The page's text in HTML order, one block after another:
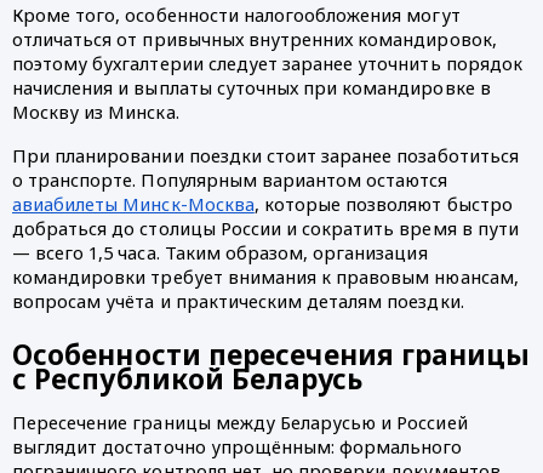
Кроме того, особенности налогообложения могут
отличаться от привычных внутренних командировок,
поэтому бухгалтерии следует заранее уточнить порядок
начисления и выплаты суточных при командировке в
Москву из Минска.
При планировании поездки стоит заранее позаботиться
о транспорте. Популярным вариантом остаются
авиабилеты Минск-Москва, которые позволяют быстро
добраться до столицы России и сократить время в пути
— всего 1,5 часа. Таким образом, организация
командировки требует внимания к правовым нюансам,
вопросам учёта и практическим деталям поездки.
Особенности пересечения границы
с Республикой Беларусь
Пересечение границы между Беларусью и Россией
выглядит достаточно упрощённым: формального